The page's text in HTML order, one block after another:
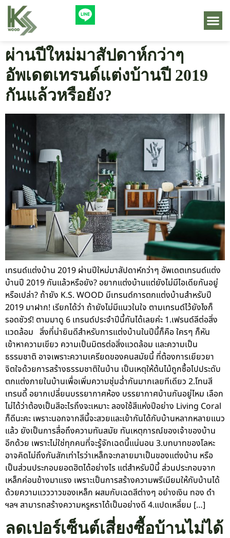
ผ่านปีใหม่มาสัปดาห์กว่าๆ
อัพเดตเทรนด์แต่งบ้านปี 2019
กันแล้วหรือยัง?
เทรนด์แต่งบ้าน 2019 ผ่านปีใหม่มาสัปดาห์กว่าๆ อัพเดตเทรนด์แต่ง
บ้านปี 2019 กันแล้วหรือยัง? อยากแต่งบ้านแต่ยังไม่มีไอเดียกันอยู่
หรือเปล่า? ถ้ายัง K.S. WOOD มีเทรนด์การตกแต่งบ้านสำหรับปี
2019 มาฝาก! เรียกได้ว่า ถ้ายังไม่มีแนวในใจ ตามเทรนด์ไว้ยังไงก็
รอดชัวร์! ตามมาดู 6 เทรนด์ประจำปีนี้กันได้เลยค่ะ 1.เฟรนด์ลีต่อสิ่ง
แวดล้อม สิ่งที่น่ายินดีสำหรับการแต่งบ้านในปีนี้ก็คือ ใครๆ ก็หัน
เข้าหาความเขียว ความเป็นมิตรต่อสิ่งแวดล้อม และความเป็น
ธรรมชาติ อาจเพราะความเครียดของคนสมัยนี้ ที่ต้องการเยียวยา
จิตใจด้วยการสร้างธรรมชาติในบ้าน เป็นเหตุให้ต้นไม้ถูกซื้อไปประดับ
ตกแต่งภายในบ้านเพื่อเพิ่มความชุ่มฉ่ำกันมากเลยทีเดียว 2.โทนสี
เทรนดี้ อยากเปลี่ยนบรรยากาศห้อง บรรยากาศบ้านกันอยู่ไหม เลือก
ไม่ได้ว่าต้องเป็นสีอะไรถึงจะเหมาะ ลองใช้สีแห่งปีอย่าง Living Coral
ก็ดีนะคะ เพราะนอกจากสีนี้จะสวยและเข้ากันได้กับบ้านหลากหลายแนว
แล้ว ยังเป็นการสื่อถึงความทันสมัย ทันเหตุการณ์ของเจ้าของบ้าน
อีกด้วย เพราะไม่ใช่ทุกคนที่จะรู้จักเฉดนี้แน่นอน 3.บทบาทของโลหะ
อาจคิดไม่ถึงกันสักเท่าไรว่าเหล็กจะกลายมาเป็นของแต่งบ้าน หรือ
เป็นส่วนประกอบยอดฮิตได้อย่างไร แต่สำหรับปีนี้ ส่วนประกอบจาก
เหล็กค่อนข้างมาแรง เพราะเป็นการสร้างความพรีเมียมให้กับบ้านได้
ด้วยความแวววาวของเหล็ก ผสมกับเฉดสีต่างๆ อย่างเงิน ทอง ดำ
ฯลฯ สามารถสร้างความหรูหราได้เป็นอย่างดี 4.แปดเหลี่ยม […]
ลดเปอร์เซ็นต์เสี่ยงซื้อบ้านไม่ได้